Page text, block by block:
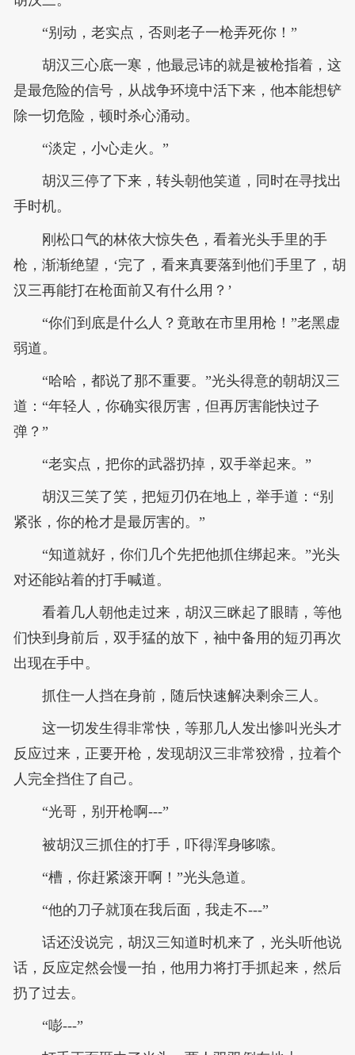
“别动，老实点，否则老子一枪弄死你！”
胡汉三心底一寒，他最忌讳的就是被枪指着，这
是最危险的信号，从战争环境中活下来，他本能想铲
除一切危险，顿时杀心涌动。
“淡定，小心走火。”
胡汉三停了下来，转头朝他笑道，同时在寻找出
手时机。
刚松口气的林依大惊失色，看着光头手里的手
枪，渐渐绝望，‘完了，看来真要落到他们手里了，胡
汉三再能打在枪面前又有什么用？’
“你们到底是什么人？竟敢在市里用枪！”老黑虚
弱道。
“哈哈，都说了那不重要。”光头得意的朝胡汉三
道：“年轻人，你确实很厉害，但再厉害能快过子
弹？”
“老实点，把你的武器扔掉，双手举起来。”
胡汉三笑了笑，把短刃仍在地上，举手道：“别
紧张，你的枪才是最厉害的。”
“知道就好，你们几个先把他抓住绑起来。”光头
对还能站着的打手喊道。
看着几人朝他走过来，胡汉三眯起了眼睛，等他
们快到身前后，双手猛的放下，袖中备用的短刃再次
出现在手中。
抓住一人挡在身前，随后快速解决剩余三人。
这一切发生得非常快，等那几人发出惨叫光头才
反应过来，正要开枪，发现胡汉三非常狡猾，拉着个
人完全挡住了自己。
“光哥，别开枪啊---”
被胡汉三抓住的打手，吓得浑身哆嗦。
“槽，你赶紧滚开啊！”光头急道。
“他的刀子就顶在我后面，我走不---”
话还没说完，胡汉三知道时机来了，光头听他说
话，反应定然会慢一拍，他用力将打手抓起来，然后
扔了过去。
“嘭---”